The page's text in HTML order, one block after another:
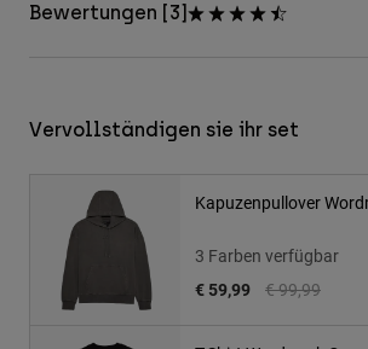
Bewertungen [3]
Vervollständigen sie ihr set
Kapuzenpullover
3 Farben verfügbar
Price reduced
€ 99,99to
€ 59,99